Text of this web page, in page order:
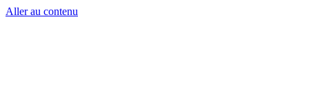
Aller au contenu